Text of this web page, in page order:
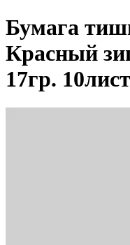
Бумага
Красный
17гр.